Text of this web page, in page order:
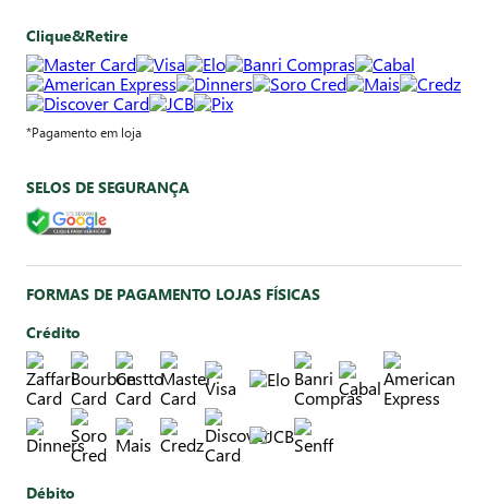
Clique&Retire
*Pagamento em loja
SELOS DE SEGURANÇA
FORMAS DE PAGAMENTO LOJAS FÍSICAS
Crédito
Débito